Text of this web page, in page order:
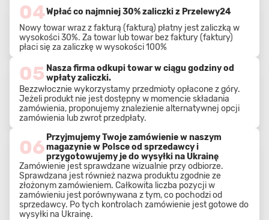
04Wpłać co najmniej 30% zaliczki z Przelewy24
Nowy towar wraz z fakturą (fakturą) płatny jest zaliczką w
wysokości 30%. Za towar lub towar bez faktury (faktury)
płaci się za zaliczkę w wysokości 100%
05 Nasza firma odkupi towar w ciągu godziny od
wpłaty zaliczki.
Bezzwłocznie wykorzystamy przedmioty opłacone z góry.
Jeżeli produkt nie jest dostępny w momencie składania
zamówienia, proponujemy znalezienie alternatywnej opcji
zamówienia lub zwrot przedpłaty.
06 Przyjmujemy Twoje zamówienie w naszym
magazynie w Polsce od sprzedawcy i
przygotowujemy je do wysyłki na Ukrainę
Zamówienie jest sprawdzane wizualnie przy odbiorze.
Sprawdzana jest również nazwa produktu zgodnie ze
złożonym zamówieniem. Całkowita liczba pozycji w
zamówieniu jest porównywana z tym, co pochodzi od
sprzedawcy. Po tych kontrolach zamówienie jest gotowe do
wysyłki na Ukrainę.